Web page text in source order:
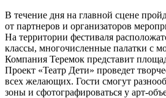
В течение дня на главной сцене
от партнеров и организаторов
На территории фестиваля
классы, многочисленные палатки с
Компания Теремок представит
Проект «Театр Дети» проведет
всех желающих. Гости смогут
зоны и сфотографироваться у арт-